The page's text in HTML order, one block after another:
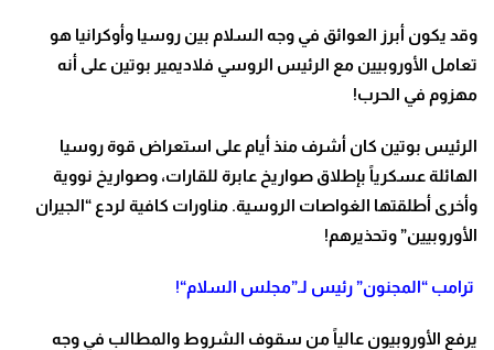
وقد يكون أبرز العوائق في وجه السلام بين روسيا وأوكرانيا هو
تعامل الأوروبيين مع الرئيس الروسي فلاديمير بوتين على أنه
مهزوم في الحرب!
الرئيس بوتين كان أشرف منذ أيام على استعراض قوة روسيا
الهائلة عسكرياً بإطلاق صواريخ عابرة للقارات، وصواريخ نووية
وأخرى أطلقتها الغواصات الروسية. مناورات كافية لردع “الجيران
الأوروبيين” وتحذيرهم!
ترامب “المجنون” رئيس لـ”مجلس السلام“!
يرفع الأوروبيون عالياً من سقوف الشروط والمطالب في وجه